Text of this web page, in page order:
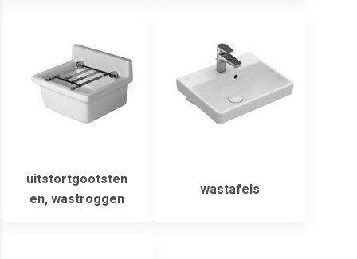
uitstortgootsten
en, wastroggen
wastafels